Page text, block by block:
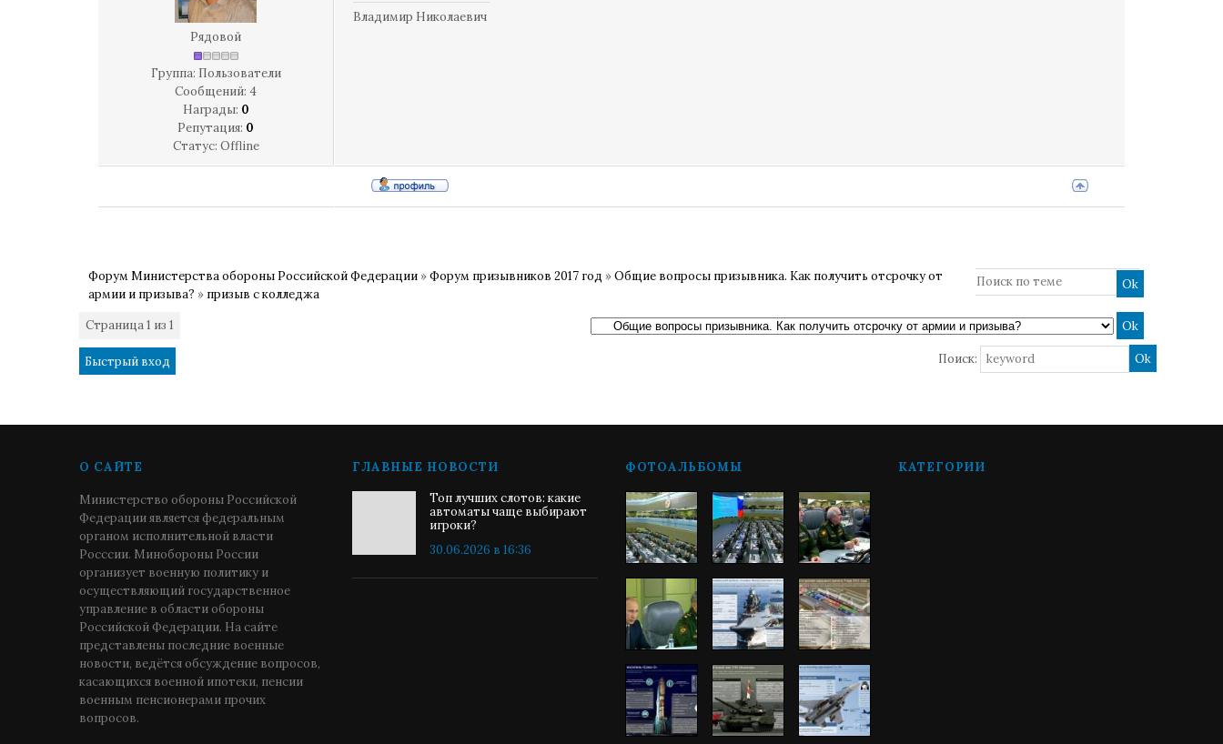
Рядовой
Группа: Пользователи
Сообщений: 4
Награды: 0
Репутация: 0
Статус: Offline
Владимир Николаевич
Форум Министерства обороны Российской Федерации »Форум призывников 2017 год »Общие вопросы призывника. Как получить отсрочку от
армии и призыва? » призыв с колледжа
Страница1 из 1
Поиск:
О САЙТЕ
Министерство обороны Российской
Федерации является федеральным
органом исполнительной власти
Росссии. Минобороны России
организует военную политику и
осуществляющий государственное
управление в области обороны
Российской Федерации. На сайте
представлены последние военные
новости, ведётся обсуждение вопросов,
касающихся военной ипотеки, пенсии
военным пенсионерами прочих
вопросов.
ГЛАВНЫЕ НОВОСТИ
Топ лучших слотов: какие
автоматы чаще выбирают
игроки?
30.06.2026 в 16:36
ФОТОАЛЬБОМЫ КАТЕГОРИИ